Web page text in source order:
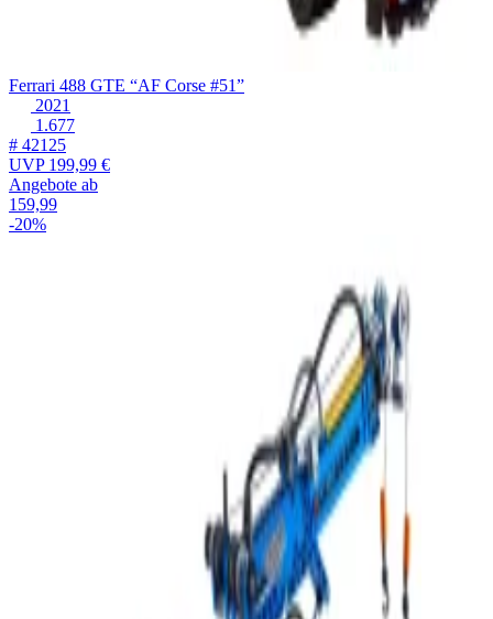
Ferrari 488 GTE “AF Corse #51”
2021
1.677
# 42125
UVP199,99 €
Angebote ab
159,99
-20%